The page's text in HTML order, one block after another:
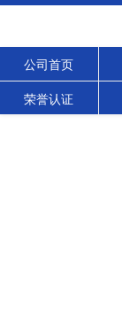
公司首页
荣誉认证